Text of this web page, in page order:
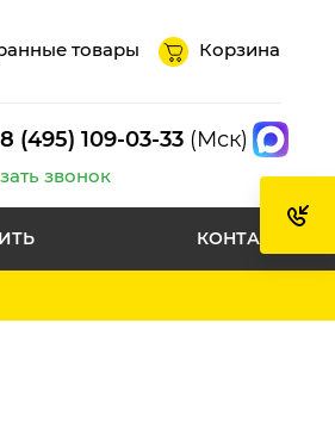
товары Корзина
8 (495) 109-03-33 (Мск)
звонок
КОНТАКТЫ